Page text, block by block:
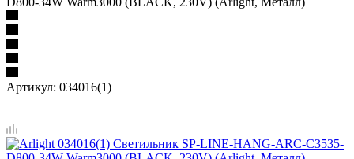
Артикул: 034016(1)